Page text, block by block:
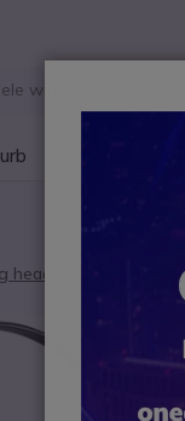
B2B-
headsets en